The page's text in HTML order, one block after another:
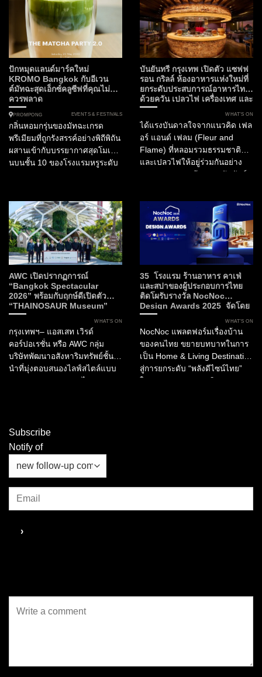
นำเสนอการร่วมมือครั้งสำคัญที่
กำลังจะเปลี่ยนค่ำคืนต้นเดือน
มิถุนายนนี้ให้เป็นมื้ออาหารที่น่า
จดจำที่สุดแห่งปี โรงแรมสยาม
เคมปินสกี้ กรุงเทพฯ เตรียมเปิด
ประตูต้อนรับ “Masque” ห้อง
อาหารอันดับ 1 ของประเทศ
อินเดีย และอันดับ 15 ของ
เอเชีย...
นิ่งเลิฟเวอร์ที่กำลังมองหา
ประสบการณ์อาหารไทยที่ก้าว
ข้ามขีดจำกัดเดิมๆ ห้ามพลาด
ความร่วมมือครั้งสำคัญใน
กิจกรรม Tastes of Thailand
2026 เมื่อ ห้องอาหารไทย
ฟร้อนท์รูม (Front Room)...
ปักหมุดแลนด์มาร์คใหม่
KROMO Bangkok กับอีเวน
ต์มัทฉะสุดเอ็กซ์คลูซีฟที่คุณไม่
ควรพลาด
PROMPONG EVENTS & FESTIVALS
กลิ่นหอมกรุ่นของมัทฉะเกรด
พรีเมียมที่ถูกรังสรรค์อย่างพิถีพิถัน
ผสานเข้ากับบรรยากาศสุดโมเดิร์
นบนชั้น 10 ของโรงแรมหรูระดับ
ของกรุงเทพมหานคร นี่คือการก
ลับมาอย่างยิ่งใหญ่ของ The
Matcha Party 2.0 ที่...
บันยันทรี กรุงเทพ เปิดตัว แซฟฟ
รอน กริลล์ ห้องอาหารแห่งใหม่ที่
ยกระดับประสบการณ์อาหารไทย
ด้วยควัน เปลวไฟ เครื่องเทศ และ
ความยั่งยืน
WHAT’S ON
ได้แรงบันดาลใจจากแนวคิด เฟล
อร์ แอนด์ เฟลม (Fleur and
Flame) ที่หลอมรวมธรรมชาติ
และเปลวไฟให้อยู่ร่วมกันอย่าง
สมดุล Fleur สะท้อนสายสัมพันธ์
Flame ถ่ายทอดพลัง...
AWC เปิดปรากฏการณ์
“Bangkok Spectacular
2026” พร้อมกับฤกษ์ดีเปิดตัว
“THAINOSAUR Museum”
เพื่อมอบประสบการณ์ใหม่แห่ง
ศิลปะ วัฒนธรรม และการเรียนรู้สู่
กรุงเทพฯ
WHAT’S ON
กรุงเทพฯ– แอสเสท เวิรด์
คอร์ปอเรชั่น หรือ AWC กลุ่ม
บริษัทพัฒนาอสังหาริมทรัพย์ชั้น
นำที่มุ่งตอบสนองไลฟ์สไตล์แบบ
35 โรงแรม ร้านอาหาร คาเฟ่
และสปาของผู้ประกอบการไทย
ติดโผรับรางวัล NocNoc
Design Awards 2025 จัดโดย
NocNoc และบิ๊กภาครัฐ ผลักดัน
“พลังดีไซน์” สร้างมูลค่าให้
อุตสาหกรรมการบริการและการ
ท่องเที่ยวไทย
WHAT’S ON
NocNoc แพลตฟอร์มเรื่องบ้าน
ของคนไทย ขยายบทบาทในการ
เป็น Home & Living Destination
สู่การยกระดับ “พลังดีไซน์ไทย”
Subscribe
Notify of